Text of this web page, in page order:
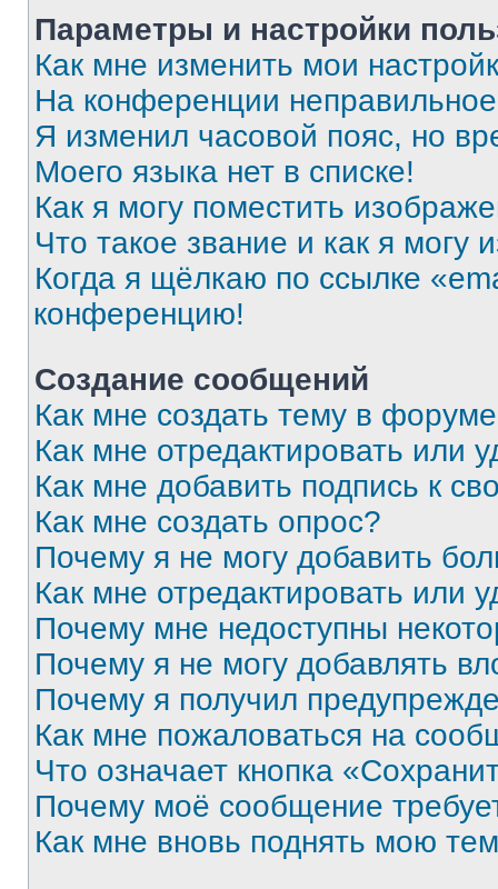
Параметры и настройки
Как мне изменить мои
На конференции
Я изменил часовой пояс, но
Моего языка нет в списке!
Как я могу поместить
Что такое звание и как я могу
Когда я щёлкаю по ссылке
конференцию!
Создание сообщений
Как мне создать тему в
Как мне отредактировать или
Как мне добавить подпись к
Как мне создать опрос?
Почему я не могу добавить
Как мне отредактировать или
Почему мне недоступны
Почему я не могу добавлять
Почему я получил
Как мне пожаловаться на
Что означает кнопка
Почему моё сообщение
Как мне вновь поднять мою